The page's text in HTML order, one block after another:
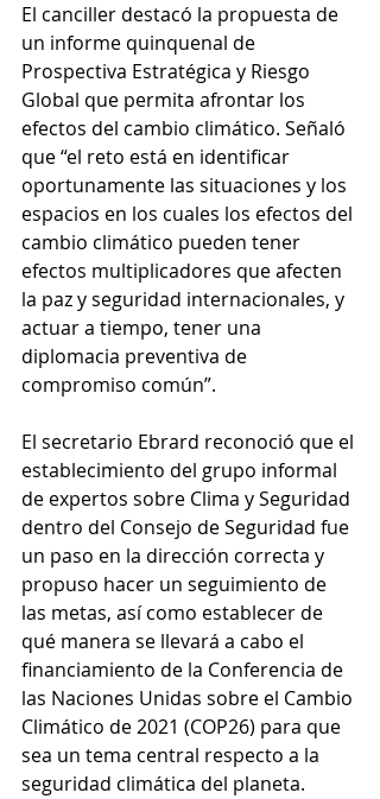
El canciller destacó la propuesta de
un informe quinquenal de
Prospectiva Estratégica y Riesgo
Global que permita afrontar los
efectos del cambio climático. Señaló
que “el reto está en identificar
oportunamente las situaciones y los
espacios en los cuales los efectos del
cambio climático pueden tener
efectos multiplicadores que afecten
la paz y seguridad internacionales, y
actuar a tiempo, tener una
diplomacia preventiva de
compromiso común”.
El secretario Ebrard reconoció que el
establecimiento del grupo informal
de expertos sobre Clima y Seguridad
dentro del Consejo de Seguridad fue
un paso en la dirección correcta y
propuso hacer un seguimiento de
las metas, así como establecer de
qué manera se llevará a cabo el
financiamiento de la Conferencia de
las Naciones Unidas sobre el Cambio
Climático de 2021 (COP26) para que
sea un tema central respecto a la
seguridad climática del planeta.